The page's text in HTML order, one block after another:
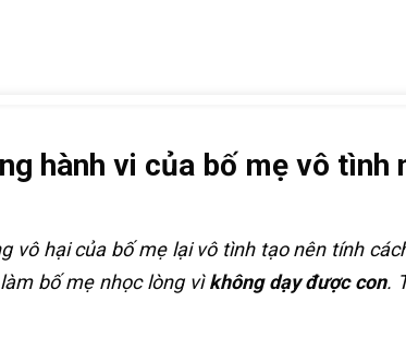
hành vi của bố mẹ vô tình
vô hại của bố mẹ lại vô tình tạo nên tính
bố mẹ nhọc lòng vìkhông dạy được con.